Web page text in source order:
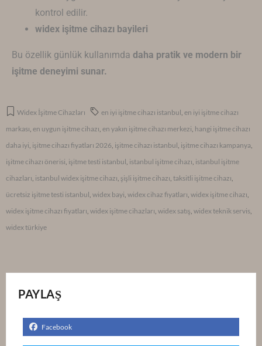
kontrol edilir.
widex işitme cihazı bayileri
Bu özellik günlük kullanımda daha pratik ve modern bir
işitme deneyimi sunar.
Widex İşitme Cihazları en iyi işitme cihazı istanbul en iyi işitme cihazı
markası en uygun işitme cihazı en yakın işitme cihazı merkezi hangi işitme cihazı
daha iyi işitme cihazı fiyatları 2026 işitme cihazı istanbul işitme cihazı kampanya
işitme cihazı önerisi işitme testi istanbul istanbul işitme cihazı istanbul işitme
cihazları istanbul widex işitme cihazı şişli işitme cihazı taksitli işitme cihazı
ücretsiz işitme testi istanbul widex bayi widex cihaz fiyatları widex işitme cihazı
widex işitme cihazı fiyatları widex işitme cihazları widex satış widex teknik servis
widex türkiye
PAYLAŞ
Facebook